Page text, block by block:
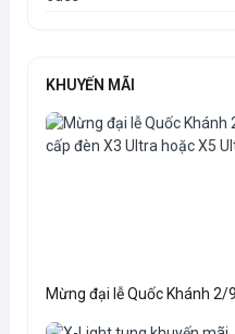
KHUYẾN MÃI
Mừng đại lễ Quốc Khánh 2/